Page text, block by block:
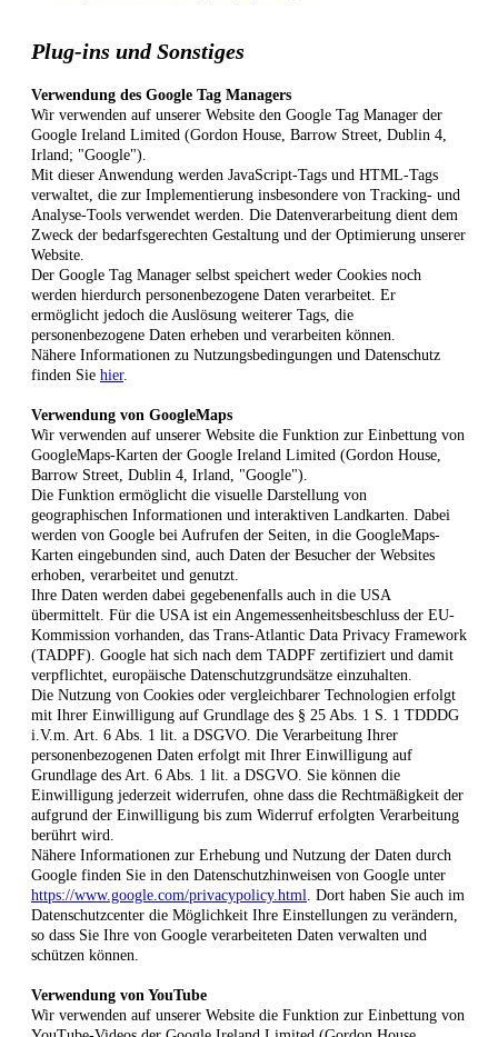
Plug-ins und Sonstiges
Verwendung des Google Tag Managers
Wir verwenden auf unserer Website den Google Tag Manager der
Google Ireland Limited (Gordon House, Barrow Street, Dublin 4,
Irland; "Google").
Mit dieser Anwendung werden JavaScript-Tags und HTML-Tags
verwaltet, die zur Implementierung insbesondere von Tracking- und
Analyse-Tools verwendet werden. Die Datenverarbeitung dient dem
Zweck der bedarfsgerechten Gestaltung und der Optimierung unserer
Website.
Der Google Tag Manager selbst speichert weder Cookies noch
werden hierdurch personenbezogene Daten verarbeitet. Er
ermöglicht jedoch die Auslösung weiterer Tags, die
personenbezogene Daten erheben und verarbeiten können.
Nähere Informationen zu Nutzungsbedingungen und Datenschutz
finden Sie hier.
Verwendung von GoogleMaps
Wir verwenden auf unserer Website die Funktion zur Einbettung von
GoogleMaps-Karten der Google Ireland Limited (Gordon House,
Barrow Street, Dublin 4, Irland, "Google").
Die Funktion ermöglicht die visuelle Darstellung von
geographischen Informationen und interaktiven Landkarten. Dabei
werden von Google bei Aufrufen der Seiten, in die GoogleMaps-
Karten eingebunden sind, auch Daten der Besucher der Websites
erhoben, verarbeitet und genutzt.
Ihre Daten werden dabei gegebenenfalls auch in die USA
übermittelt. Für die USA ist ein Angemessenheitsbeschluss der EU-
Kommission vorhanden, das Trans-Atlantic Data Privacy Framework
(TADPF). Google hat sich nach dem TADPF zertifiziert und damit
verpflichtet, europäische Datenschutzgrundsätze einzuhalten.
Die Nutzung von Cookies oder vergleichbarer Technologien erfolgt
mit Ihrer Einwilligung auf Grundlage des § 25 Abs. 1 S. 1 TDDDG
i.V.m. Art. 6 Abs. 1 lit. a DSGVO. Die Verarbeitung Ihrer
personenbezogenen Daten erfolgt mit Ihrer Einwilligung auf
Grundlage des Art. 6 Abs. 1 lit. a DSGVO. Sie können die
Einwilligung jederzeit widerrufen, ohne dass die Rechtmäßigkeit der
aufgrund der Einwilligung bis zum Widerruf erfolgten Verarbeitung
berührt wird.
Nähere Informationen zur Erhebung und Nutzung der Daten durch
Google finden Sie in den Datenschutzhinweisen von Google unter
https://www.google.com/privacypolicy.html. Dort haben Sie auch im
Datenschutzcenter die Möglichkeit Ihre Einstellungen zu verändern,
so dass Sie Ihre von Google verarbeiteten Daten verwalten und
schützen können.
Verwendung von YouTube
Wir verwenden auf unserer Website die Funktion zur Einbettung von